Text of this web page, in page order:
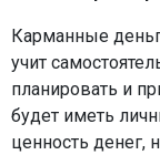
Карманные
учит
планировать и
будет иметь
ценность денег,